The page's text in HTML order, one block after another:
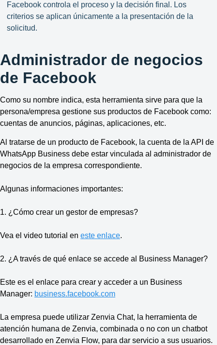
Facebook controla el proceso y la decisión final. Los
criterios se aplican únicamente a la presentación de la
solicitud.
Administrador de negocios
de Facebook
Como su nombre indica, esta herramienta sirve para que la
persona/empresa gestione sus productos de Facebook como:
cuentas de anuncios, páginas, aplicaciones, etc.
Al tratarse de un producto de Facebook, la cuenta de la API de
WhatsApp Business debe estar vinculada al administrador de
negocios de la empresa correspondiente.
Algunas informaciones importantes:
1. ¿Cómo crear un gestor de empresas?
Vea el video tutorial en este enlace.
2. ¿A través de qué enlace se accede al Business Manager?
Este es el enlace para crear y acceder a un Business
Manager: business.facebook.com
La empresa puede utilizar Zenvia Chat, la herramienta de
atención humana de Zenvia, combinada o no con un chatbot
desarrollado en Zenvia Flow, para dar servicio a sus usuarios.